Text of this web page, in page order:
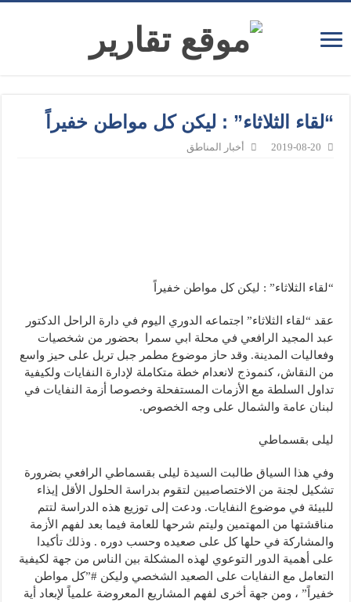
“لقاء الثلاثاء” : ليكن كل مواطن خفيراً
2019-08-20 أخبار المناطق
“لقاء الثلاثاء” : ليكن كل مواطن خفيراً
عقد “لقاء الثلاثاء” اجتماعه الدوري اليوم في دارة الراحل الدكتور
عبد المجيد الرافعي في محلة ابي سمرا بحضور من شخصيات
وفعاليات المدينة. وقد حاز موضوع مطمر جبل تربل على حيز واسع
من النقاش، كنموذج لانعدام خطة متكاملة لإدارة النفايات ولكيفية
تداول السلطة مع الأزمات المستفحلة وخصوصا أزمة النفايات في
لبنان عامة والشمال على وجه الخصوص.
ليلى بقسماطي
وفي هذا السياق طالبت السيدة ليلى بقسماطي الرافعي بضرورة
تشكيل لجنة من الاختصاصيين لتقوم بدراسة الحلول الأقل إيذاء
للبيئة في موضوع ا لنفايات. ودعت إلى توزيع هذه الدراسة لتتم
مناقشتها من المهتمين وليتم شرحها للعامة فيما بعد لفهم الأزمة
والمشاركة في حلها كل على صعيده وحسب دوره . وذلك تأكيدا
على أهمية الدور التوعوي لهذه المشكلة بين الناس من جهة لكيفية
التعامل مع النفايات على الصعيد الشخصي وليكن #”كل مواطن
خفيراً” ، ومن جهة أخرى لفهم المشاريع المعروضة علمياً لإبعاد أية